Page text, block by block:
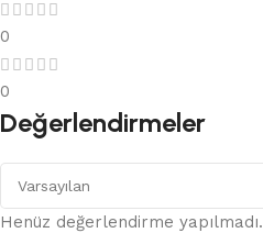
0
0
Değerlendirmeler
Henüz değerlendirme yapılmadı.